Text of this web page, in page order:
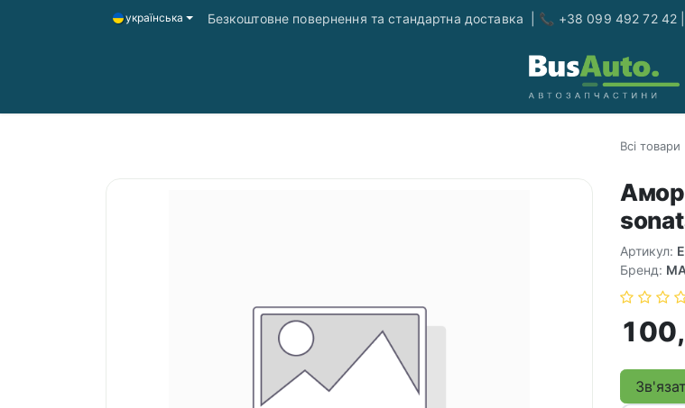
українська Безкоштовне повернення та стандартна доставка | 📞 +38 099 492 72
Зв'яжіться з нами
Всі товари
Артикул:
Бренд: